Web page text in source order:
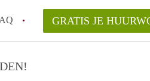
GRATIS JE